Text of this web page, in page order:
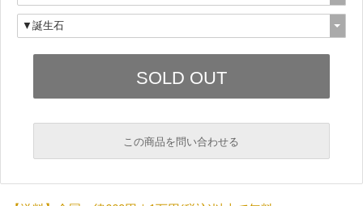
この商品を問い合わせる